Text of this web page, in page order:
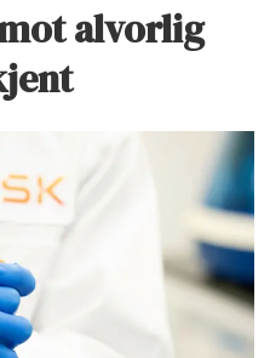
alvorlig